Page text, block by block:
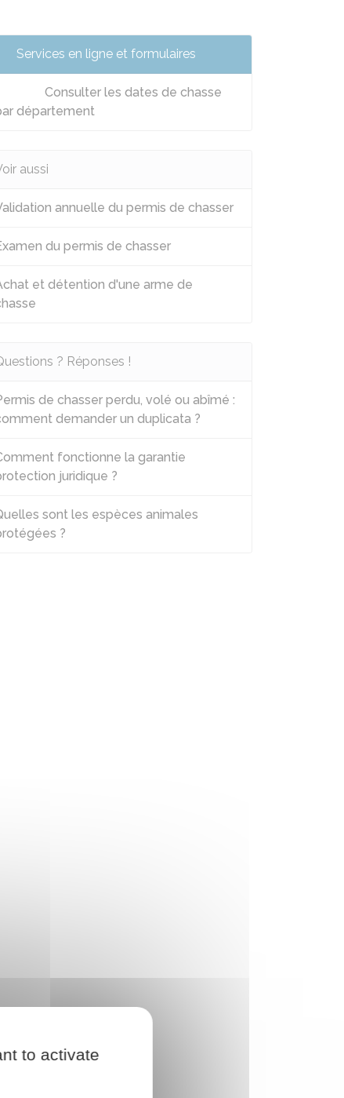
Services en ligne et formulaires
Consulter les dates de chasse
département
aussi
annuelle du permis de chasser
du permis de chasser
et détention d'une arme de
? Réponses !
de chasser perdu, volé ou abîmé :
demander un duplicata ?
fonctionne la garantie
juridique ?
sont les espèces animales
?
to activate